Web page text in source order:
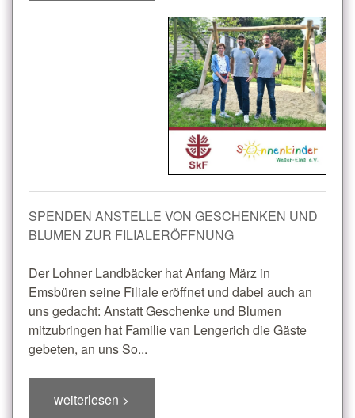
SPENDEN ANSTELLE VON GESCHENKEN UND
BLUMEN ZUR FILIALERÖFFNUNG
Der Lohner Landbäcker hat Anfang März in
Emsbüren seine Filiale eröffnet und dabei auch an
uns gedacht: Anstatt Geschenke und Blumen
mitzubringen hat Familie van Lengerich die Gäste
gebeten, an uns So...
weiterlesen >